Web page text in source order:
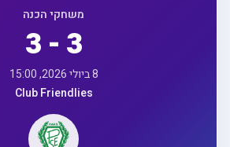
משחקי הכנה
3 - 3
Club Friendlies